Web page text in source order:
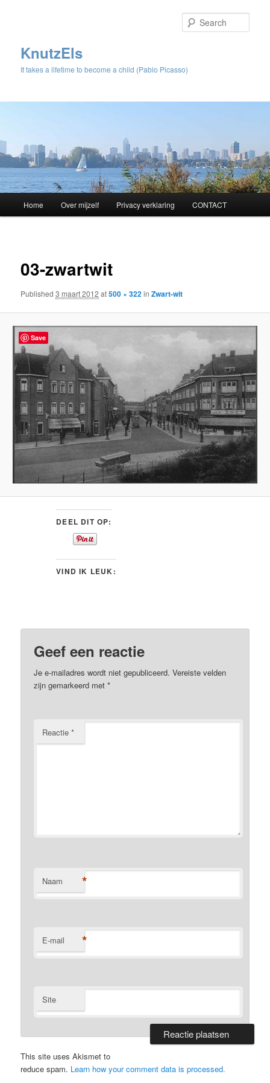
KnutzEls
It takes a lifetime to become a child (Pablo Picasso)
Skip
Home Over mijzelf Privacy verklaring CONTACT
03-zwartwit
Published3 maart 2012 at500 × 322inZwart-wit
DEEL DIT OP:
VIND IK LEUK:
Geef een reactie
Je e-mailadres wordt niet gepubliceerd. Vereiste velden
zijn gemarkeerd met*
Reactie*
Naam *
E-mail *
Site
This site uses Akismet to
reduce spam. Learn how your comment data is processed.
Save